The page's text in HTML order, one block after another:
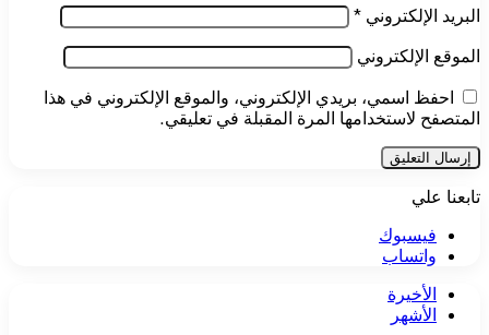
البريد الإلكتروني *
الموقع الإلكتروني
احفظ اسمي، بريدي الإلكتروني، والموقع الإلكتروني في هذا
المتصفح لاستخدامها المرة المقبلة في تعليقي.
تابعنا علي
فيسبوك
واتساب
الأخيرة
الأشهر